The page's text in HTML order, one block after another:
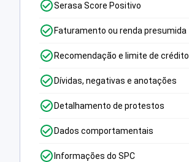
Serasa Score Positivo
Faturamento ou renda presumida
Recomendação e limite de crédito
Dívidas, negativas e anotações
Detalhamento de protestos
Dados comportamentais
Informações do SPC